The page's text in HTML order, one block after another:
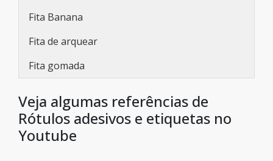
Fita Banana
Fita de arquear
Fita gomada
Veja algumas referências de
Rótulos adesivos e etiquetas no
Youtube